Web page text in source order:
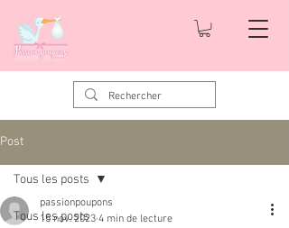
Post
Tous les posts
Tous les posts
passionpoupons
15 nov. 2023 4 min de lecture